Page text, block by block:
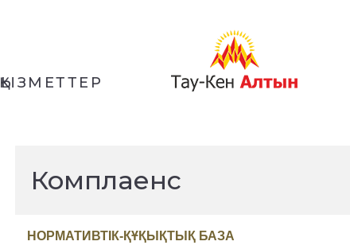
ҚЫЗМЕТТЕР
Комплаенс
НОРМАТИВТІК-ҚҰҚЫҚТЫҚ БАЗА